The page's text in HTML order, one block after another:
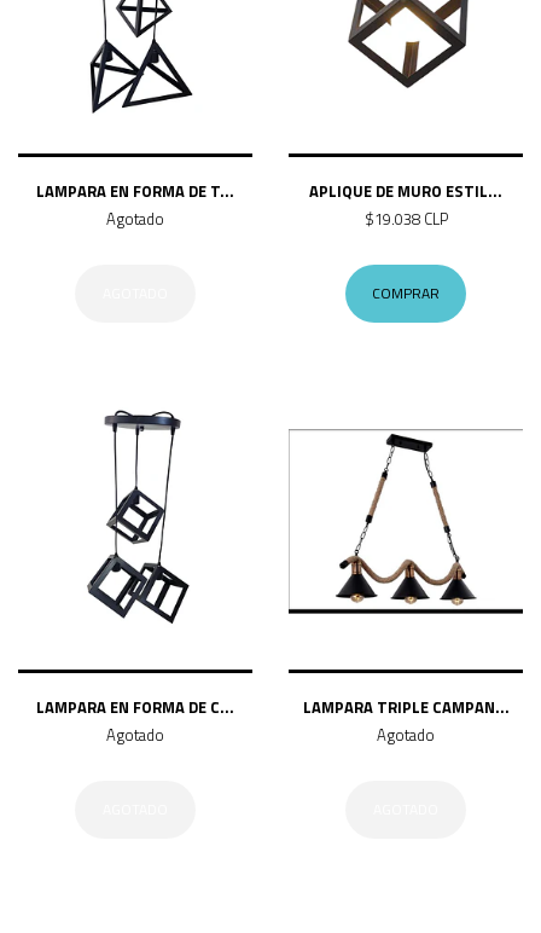
LAMPARA EN FORMA DE T...
Agotado
APLIQUE DE MURO ESTIL...
$19.038 CLP
COMPRAR
LAMPARA EN FORMA DE C...
Agotado
LAMPARA TRIPLE CAMPAN...
Agotado